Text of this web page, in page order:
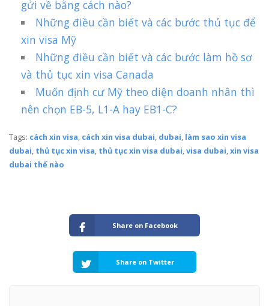
gửi về bằng cách nào?
Những điều cần biết và các bước thủ tục để
xin visa Mỹ
Những điều cần biết và các bước làm hồ sơ
và thủ tục xin visa Canada
Muốn định cư Mỹ theo diện doanh nhân thì
nên chọn EB-5, L1-A hay EB1-C?
Tags: cách xin visa, cách xin visa dubai, dubai, làm sao xin visa
dubai, thủ tục xin visa, thủ tục xin visa dubai,visa dubai,xin visa
dubai thế nào
Share on Facebook
Share on Twitter